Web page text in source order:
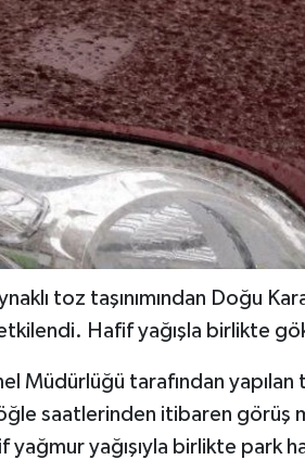
toz taşınımından Doğu
Hafif yağışla birlikte
tarafından yapılan
saatlerinden itibaren görüş
yağmur yağışıyla birlikte park